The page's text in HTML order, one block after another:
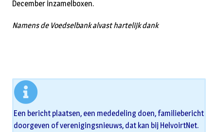
December inzamelboxen.
Namens de Voedselbank alvast hartelijk dank
Een bericht plaatsen, een mededeling doen, familiebericht
doorgeven of verenigingsnieuws, dat kan bij HelvoirtNet.